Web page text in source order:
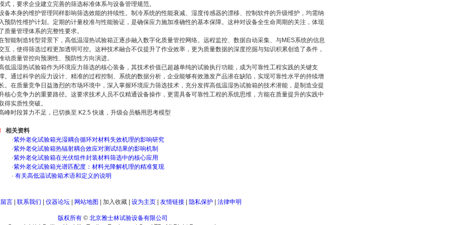
式，要求企业建立完善的筛选标准体系与设备管理规范。
备本身的维护管理同样影响筛选效能的持续性。制冷系统的性能衰减、湿度传感器的漂移、控制软件的升级维护，均需纳
预防性维护计划。定期的计量校准与性能验证，是确保应力施加准确性的基本保障。这种对设备全生命周期的关注，体现
质量管理体系的完整性要求。
智能制造转型背景下，高低温湿热试验箱正逐步融入数字化质量管控网络。远程监控、数据自动采集、与MES系统的信息
互，使得筛选过程更加透明可控。这种技术融合不仅提升了作业效率，更为质量数据的深度挖掘与知识积累创造了条件，
动质量管控向预测性、预防性方向演进。
低温湿热试验箱作为环境应力筛选的核心装备，其技术价值已超越单纯的试验执行功能，成为可靠性工程实践的关键支
。通过科学的应力设计、精准的过程控制、系统的数据分析，企业能够有效激发产品潜在缺陷，实现可靠性水平的持续增
。在质量竞争日益激烈的市场环境中，深入掌握环境应力筛选技术，充分发挥高低温湿热试验箱的技术潜能，是制造业提
核心竞争力的重要路径。这要求技术人员不仅精通设备操作，更需具备可靠性工程的系统思维，方能在质量提升的实践中
得实质性突破。
峰时段算力不足，已切换至 K2.5 快速，升级会员畅用思考模型
相关资料
·紫外老化试验箱光湿耦合循环对材料失效机理的影响研究
·紫外老化试验箱热辐射耦合效应对测试结果的影响机制
·紫外老化试验箱在光伏组件封装材料筛选中的核心应用
·紫外老化试验箱光谱匹配度：材料光降解机理的精准复现
· 有关高低温试验箱术语和定义的说明
言| 联系我们 仪器论坛| 网站地图 加入收藏| 设为主页| 友情链接| 隐私保护| 法律申明
版权所有© 北京雅士林试验设备有限公司